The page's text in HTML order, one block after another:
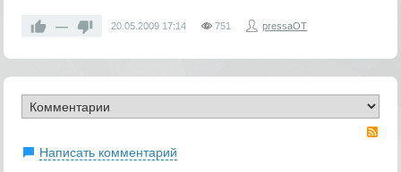
— 20.05.2009 17:14 751 pressaOT
Написать комментарий